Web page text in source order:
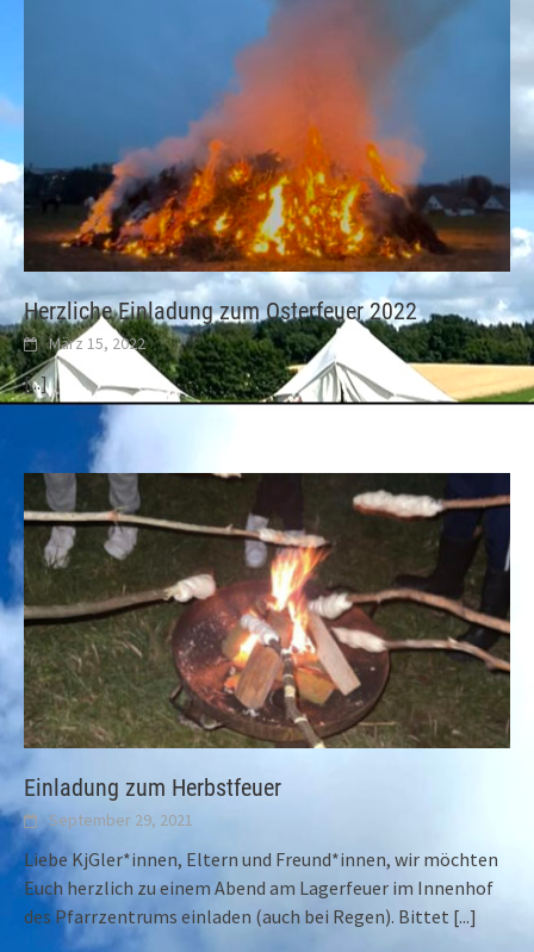
Herzliche Einladung zum Osterfeuer 2022
März 15, 2022
[...]
Einladung zum Herbstfeuer
September 29, 2021
Liebe KjGler*innen, Eltern und Freund*innen, wir möchten
Euch herzlich zu einem Abend am Lagerfeuer im Innenhof
des Pfarrzentrums einladen (auch bei Regen). Bittet [...]